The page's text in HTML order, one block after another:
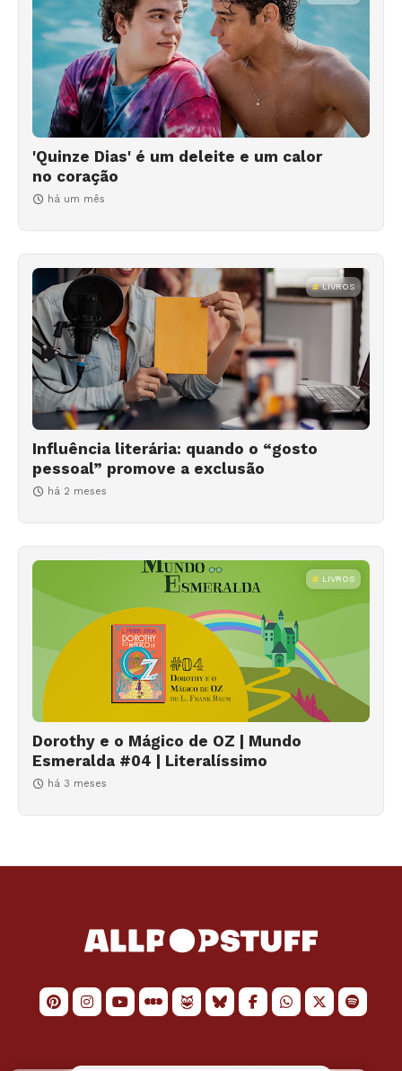
'Quinze Dias' é um deleite e um calor
no coração
há um mês
LIVROS
Influência literária: quando o “gosto
pessoal” promove a exclusão
há 2 meses
LIVROS
Dorothy e o Mágico de OZ | Mundo
Esmeralda #04 | Literalíssimo
há 3 meses